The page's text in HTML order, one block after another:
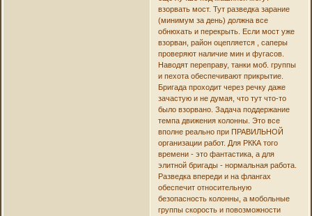
взорвать мост. Тут разведка зарание
(минимум за день) должна все
обнюхать и перекрыть. Если мост уже
взорван, район оцепляется , саперы
проверяют наличие мин и фугасов.
Наводят переправу, танки моб. группы
и пехота обеспечивают прикрытие.
Бригада проходит через речку даже
зачастую и не думая, что тут что-то
было взорвано. Задача поддержание
темпа движения колонны. Это все
вполне реально при ПРАВИЛЬНОЙ
организации работ. Для РККА того
времени - это фантастика, а для
элитной бригады - нормальная работа.
Разведка впереди и на флангах
обеспечит относительную
безопасность колонны, а мобольные
группы скорость и повозможности